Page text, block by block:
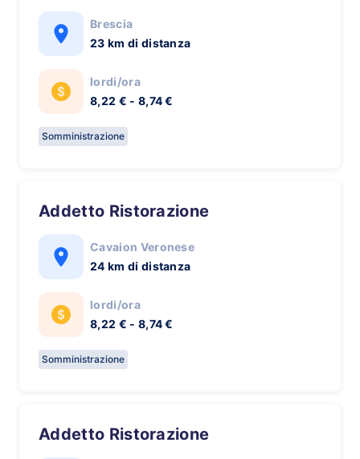
Brescia
23 km di distanza
lordi/ora
8,22 € - 8,74 €
Somministrazione
Addetto Ristorazione
Cavaion Veronese
24 km di distanza
lordi/ora
8,22 € - 8,74 €
Somministrazione
Addetto Ristorazione